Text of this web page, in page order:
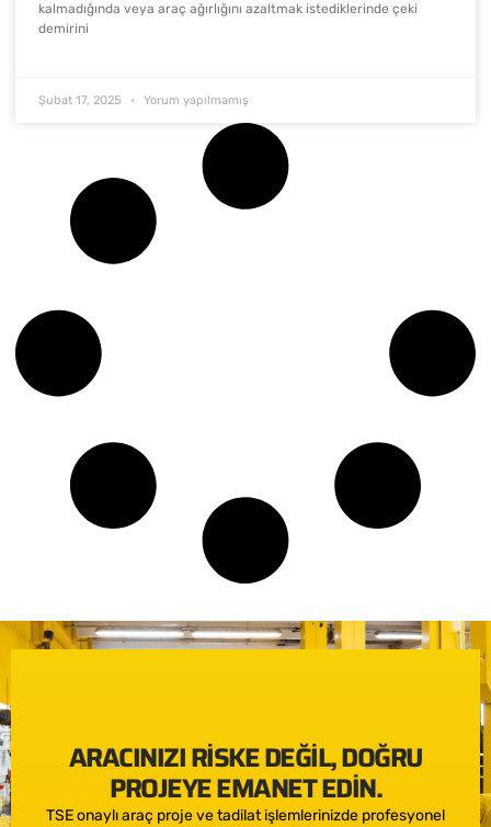
kalmadığında veya araç ağırlığını azaltmak istediklerinde çeki
demirini
Şubat 17, 2025 Yorum yapılmamış
ARACINIZI RISKE DEĞIL, DOĞRU
PROJEYE EMANET EDIN.
TSE onaylı araç proje ve tadilat işlemlerinizde profesyonel